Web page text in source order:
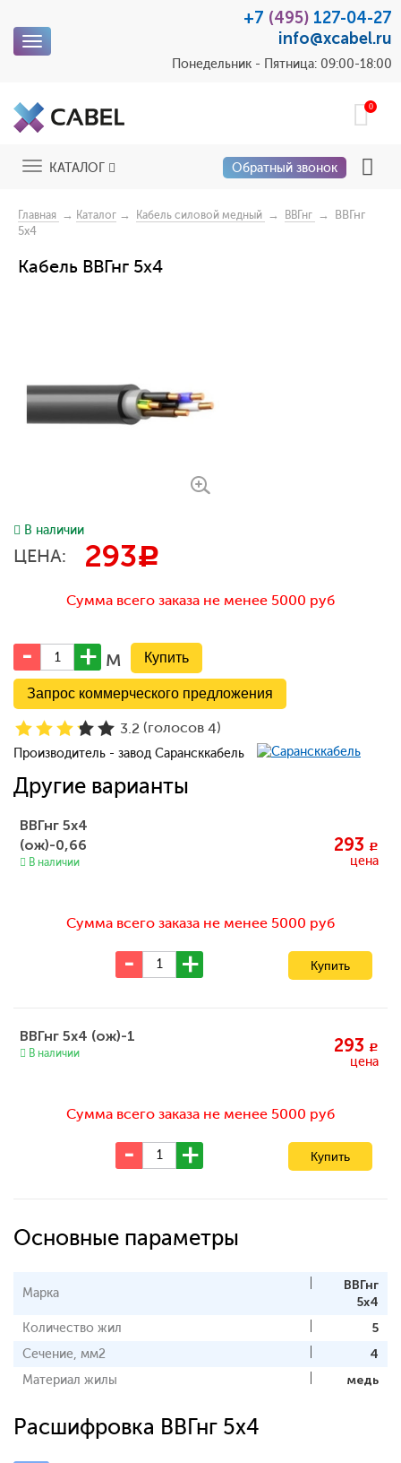
Toggle
+7 (495) 127-04-27
info@xcabel.ru
Понедельник - Пятница: 09:00-18:00
0
ToggleКАТАЛОГ Обратный звонок
Главная → Каталог → Кабель силовой медный → ВВГнг → ВВГнг
5х4
Кабель ВВГнг 5х4
В наличии
ЦЕНА: 293c
Сумма всего заказа не менее 5000 руб
м
Запрос коммерческого предложения
3.2 (голосов 4)
Производитель - завод Сарансккабель
Другие варианты
ВВГнг 5х4
(ож)-0,66
В наличии
293 c
цена
Сумма всего заказа не менее 5000 руб
ВВГнг 5х4 (ож)-1
В наличии 293 c
цена
Сумма всего заказа не менее 5000 руб
Основные параметры
Марка
ВВГнг
5х4
Количество жил
5
Сечение, мм2
4
Материал жилы
медь
Расшифровка ВВГнг 5х4